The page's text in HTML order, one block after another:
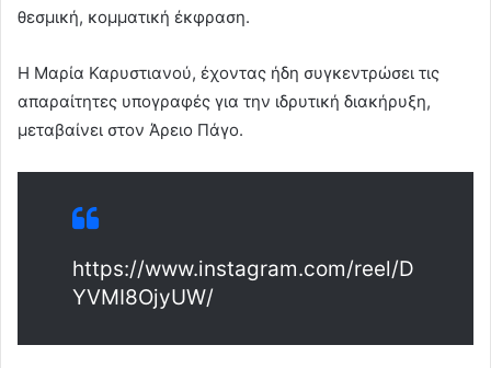
θεσμική, κομματική έκφραση.
Η Μαρία Καρυστιανού, έχοντας ήδη συγκεντρώσει τις
απαραίτητες υπογραφές για την ιδρυτική διακήρυξη,
μεταβαίνει στον Άρειο Πάγο.
https://www.instagram.com/reel/D
YVMI8OjyUW/